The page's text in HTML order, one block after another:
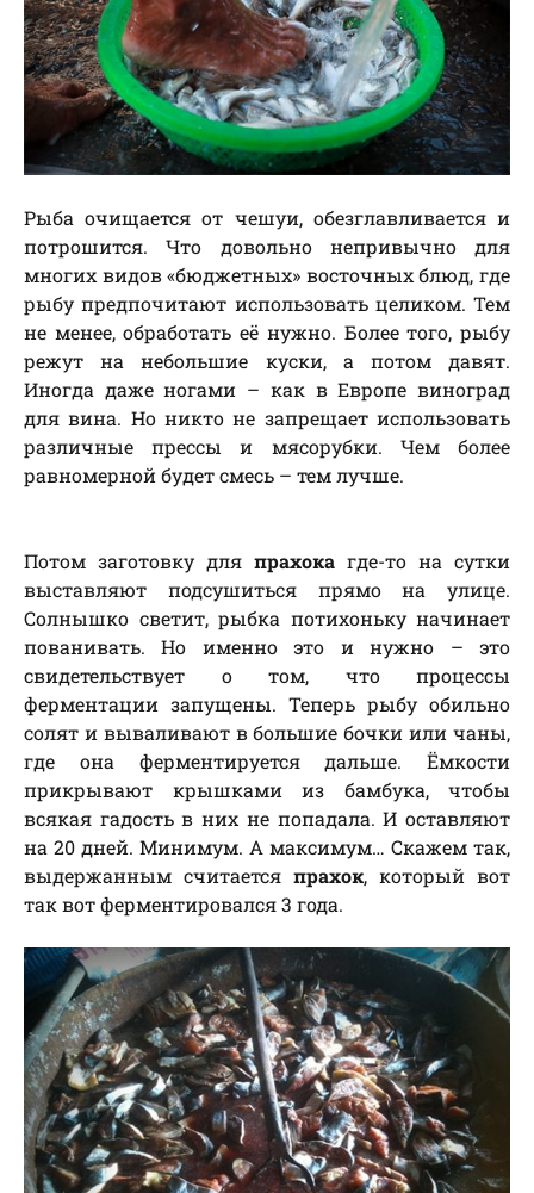
Рыба очищается от чешуи, обезглавливается и
потрошится. Что довольно непривычно для
многих видов «бюджетных» восточных блюд, где
рыбу предпочитают использовать целиком. Тем
не менее, обработать её нужно. Более того, рыбу
режут на небольшие куски, а потом давят.
Иногда даже ногами – как в Европе виноград
для вина. Но никто не запрещает использовать
различные прессы и мясорубки. Чем более
равномерной будет смесь – тем лучше.
Потом заготовку для прахока где-то на сутки
выставляют подсушиться прямо на улице.
Солнышко светит, рыбка потихоньку начинает
пованивать. Но именно это и нужно – это
свидетельствует о том, что процессы
ферментации запущены. Теперь рыбу обильно
солят и вываливают в большие бочки или чаны,
где она ферментируется дальше. Ёмкости
прикрывают крышками из бамбука, чтобы
всякая гадость в них не попадала. И оставляют
на 20 дней. Минимум. А максимум… Скажем так,
выдержанным считается прахок, который вот
так вот ферментировался 3 года.